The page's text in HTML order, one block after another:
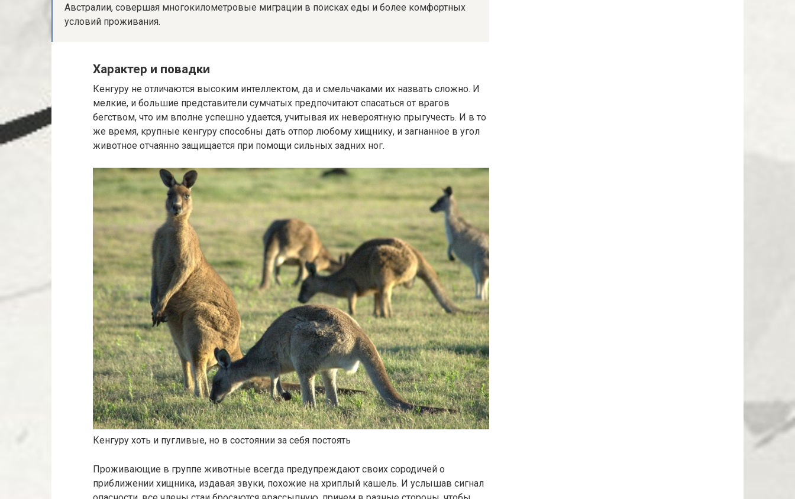
Австралии, совершая многокилометровые миграции в поисках еды и более комфортных
условий проживания.
Характер и повадки
Кенгуру не отличаются высоким интеллектом, да и смельчаками их назвать сложно. И
мелкие, и большие представители сумчатых предпочитают спасаться от врагов
бегством, что им вполне успешно удается, учитывая их невероятную прыгучесть. И в то
же время, крупные кенгуру способны дать отпор любому хищнику, и загнанное в угол
животное отчаянно защищается при помощи сильных задних ног.
Кенгуру хоть и пугливые, но в состоянии за себя постоять
Проживающие в группе животные всегда предупреждают своих сородичей о
приближении хищника, издавая звуки, похожие на хриплый кашель. И услышав сигнал